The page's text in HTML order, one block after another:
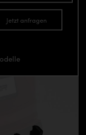
Jetzt anfragen